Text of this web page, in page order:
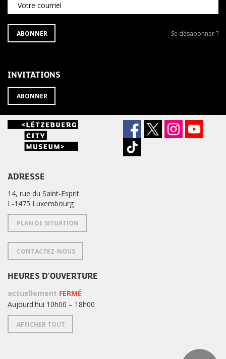
Votre courriel
S'ABONNER
À
ABONNER
Se
Se désabonner ?
INVITATIONS
ABONNER
ADRESSE
14, rue du Saint-Esprit
L-1475 Luxembourg
PLAN DE SITUATION
CONTACTEZ-NOUS
HEURES D'OUVERTURE
actuellement FERMÉ
Aujourd'hui 10h00 – 18h00
AFFICHER TOUT